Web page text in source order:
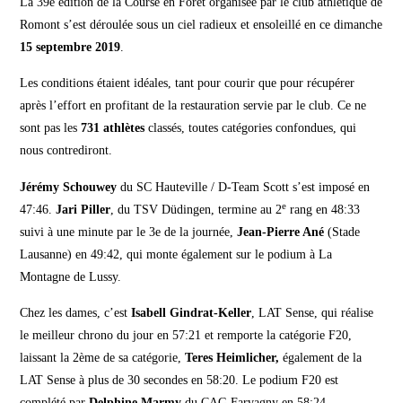
Romont s’est déroulée sous un ciel radieux et ensoleillé en ce dimanche
15 septembre 2019
Les conditions étaient idéales, tant pour courir que pour récupérer
après l’effort en profitant de la restauration servie par le club. Ce ne
sont pas les 731 athlètes classés, toutes catégories confondues, qui
nous contrediront.
Jérémy Schouwey du SC Hauteville / D-Team Scott s’est imposé en
47:46. Jari Piller , du TSV Düdingen, termine au 2e rang en 48:33
suivi à une minute par le 3e de la journée, Jean-Pierre Ané (Stade
Lausanne) en 49:42, qui monte également sur le podium à La
Montagne de Lussy.
Chez les dames, c’est Isabell Gindrat-Keller , LAT Sense, qui réalise
le meilleur chrono du jour en 57:21 et remporte la catégorie F20,
laissant la 2ème de sa catégorie, Teres Heimlicher, également de la
LAT Sense à plus de 30 secondes en 58:20. Le podium F20 est